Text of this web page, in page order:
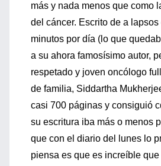
más y nada menos que como
del cáncer. Escrito de a
minutos por día (lo que
a su ahora famosísimo autor,
respetado y joven oncólogo
de familia, Siddartha
casi 700 páginas y consiguió
su escritura iba más o menos
que con el diario del lunes lo
piensa es que es increíble